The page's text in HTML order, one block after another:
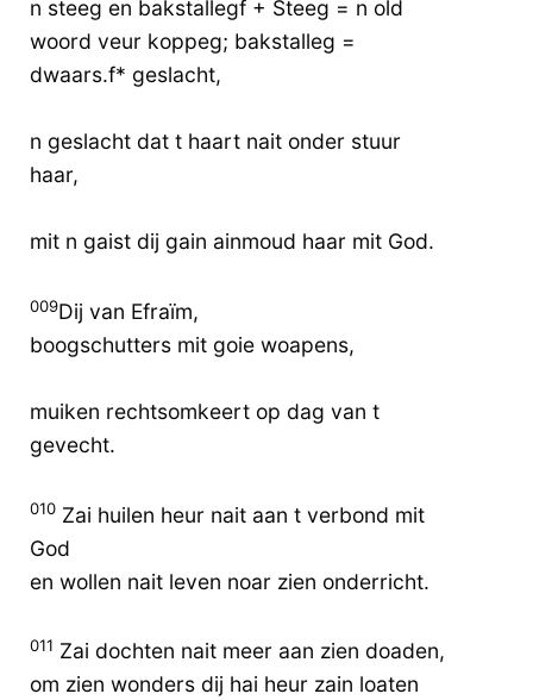
n steeg en bakstallegf + Steeg = n old
woord veur koppeg; bakstalleg =
dwaars.f* geslacht,
n geslacht dat t haart nait onder stuur
haar,
mit n gaist dij gain ainmoud haar mit God.
009Dij van Efraïm,
boogschutters mit goie woapens,
muiken rechtsomkeert op dag van t
gevecht.
010 Zai huilen heur nait aan t verbond mit
God
en wollen nait leven noar zien onderricht.
011 Zai dochten nait meer aan zien doaden,
om zien wonders dij hai heur zain loaten